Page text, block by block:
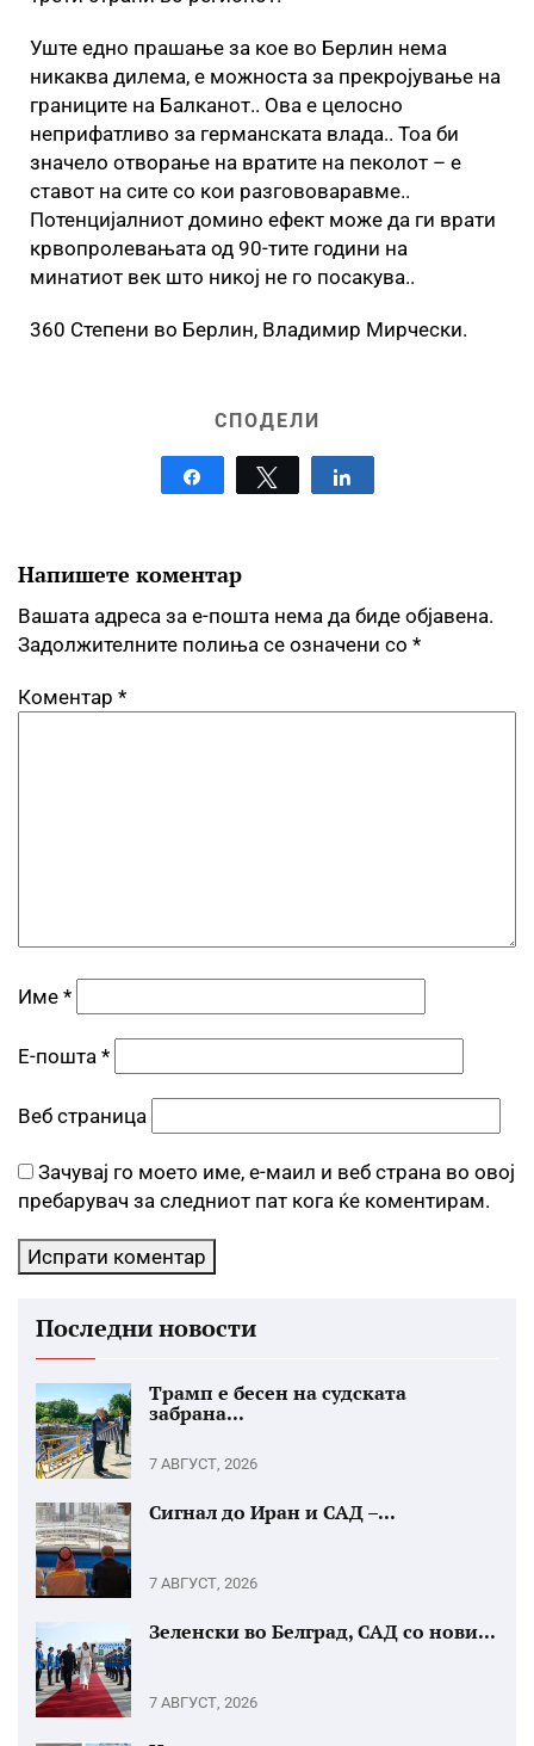
Уште едно прашање за кое во Берлин нема
никаква дилема, е можноста за прекројување на
границите на Балканот.. Ова е целосно
неприфатливо за германската влада.. Тоа би
значело отворање на вратите на пеколот – е
ставот на сите со кои разгововаравме..
Потенцијалниот домино ефект може да ги врати
крвопролевањата од 90-тите години на
минатиот век што никој не го посакува..
360 Степени во Берлин, Владимир Мирчески.
СПОДЕЛИ
Tweet
Напишете коментар
Вашата адреса за е-пошта нема да биде објавена.
Задолжителните полиња се означени со *
Коментар *
Име *
Е-пошта *
Веб страница
Зачувај го моето име, е-маил и веб страна во овој
пребарувач за следниот пат кога ќе коментирам.
Последни новости
Трамп е бесен на судската
забрана...
7 АВГУСТ, 2026
Сигнал до Иран и САД –...
7 АВГУСТ, 2026
Зеленски во Белград, САД со нови...
7 АВГУСТ, 2026